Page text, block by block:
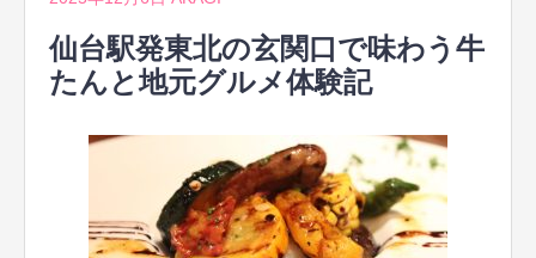
仙台駅発東北の玄関口で味わう牛
たんと地元グルメ体験記